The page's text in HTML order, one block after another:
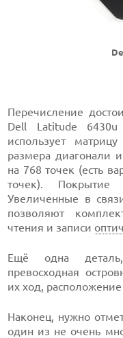
Перечисление
Dell Latitude
использует
размера диагонали
на 768 точек (есть
точек). Покрытие
Увеличенные в
позволяют
чтения и записи
Ещё одна
превосходная
их ход,
Наконец, нужно
один из не очень